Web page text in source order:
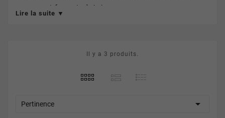
saveurs et formats à Avignon.
Lire la suite ▼
Il y a 3 produits.
Pertinence 